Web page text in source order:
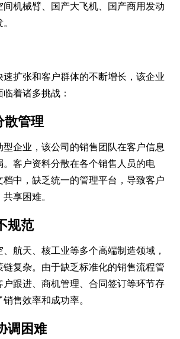
机械臂、国产大飞机、国产商用发动
扩张和客户群体的不断增长，该企业
着诸多挑战：
散管理
企业，该公司的销售团队在客户信息
。客户资料分散在各个销售人员的电
档中，缺乏统一的管理平台，导致客户
享困难。
规范
航天、核工业等多个高端制造领域，
复杂。由于缺乏标准化的销售流程管
户跟进、商机管理、合同签订等环节存
售效率和成功率。
调困难